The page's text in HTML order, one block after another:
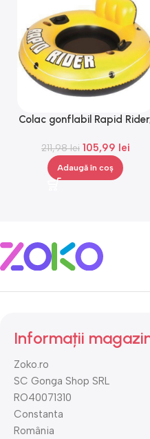
Colac gonflabil Rapid
211,98lei 105,99 lei
Adaugă în coș
Informații
Zoko.ro
SC Gonga Shop SRL
RO40071310
Constanta
România